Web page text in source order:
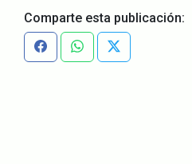
Comparte esta publicación: